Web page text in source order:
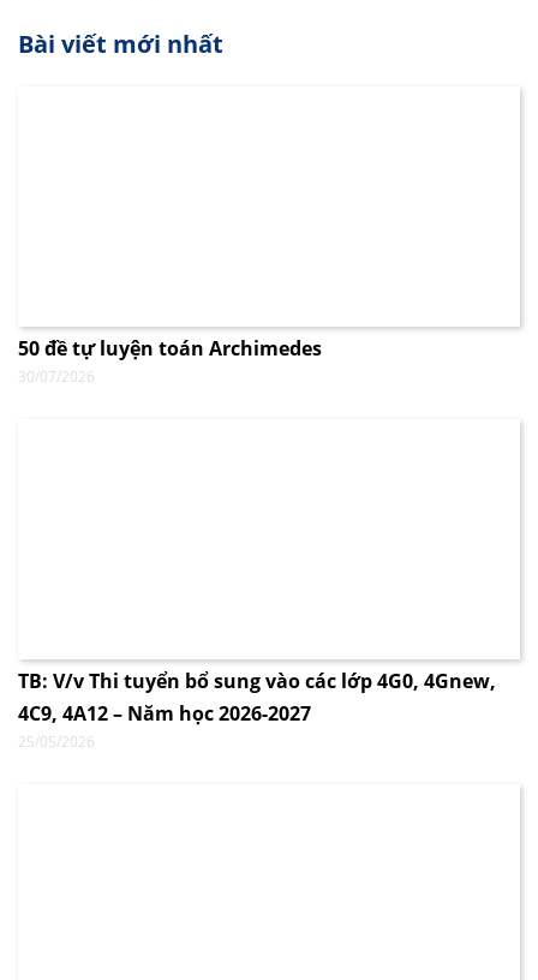
Bài viết mới nhất
50 đề tự luyện toán Archimedes
30/07/2026
TB: V/v Thi tuyển bổ sung vào các lớp 4G0, 4Gnew,
4C9, 4A12 – Năm học 2026-2027
25/05/2026